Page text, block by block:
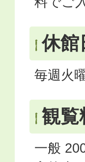
休館
毎週火
観覧
一般